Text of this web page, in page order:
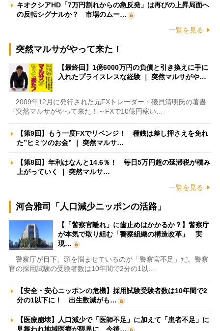
キオクシアHD「7万円割れからの急反発」は再びの上昇局面へ
の反転シグナルか？ 市場のムー…
一覧を見る
突然マルサがやって来た！
【最終回】1億6000万円の負債と引き換えに手に
入れたプライスレスな経験 ｜ 突然マルサがや…
2009年12月に発行された元FXトレーダー・磯貝清明氏の著書
『突然マルサがやって来た！～FXで10億円稼い…
【第9回】もう一度FXでリベンジ！ 種銭は差し押さえを免れ
た”ヒミツのお金” ｜ 突然マルサ…
【第8回】年利はなんと14.6％！ 毎日5万円超の延滞税が積み
上がっていく ｜ 突然マルサ…
一覧を見る
河合雅司「人口減少ニッポンの活路」
【「警察官離れ」に歯止めはかかるか？】警察庁
が本気で取り組む「警察組織の構造改革」 実
現…
警察庁が目下、頭を悩ませているのが「警察官不足」だ。警察
官の採用試験の受験者数は10年間で2分の1以…
【安全・安心ニッポンの危機】採用試験受験者数は10年間で2
分の1以下に！ 出生数減がも…
【医療崩壊】人口減少で「医師不足」に加えて「患者不足」に
見舞われ地域医療が限界に 今後…